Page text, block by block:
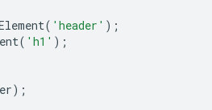
( 'header' );
( 'h1' );
);